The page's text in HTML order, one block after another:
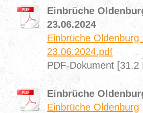
Einbrüche
23.06.2024
Einbrüche Oldenburg
23.06.2024.pdf
PDF-Dokument [31.2
Einbrüche
Einbrüche Oldenburg